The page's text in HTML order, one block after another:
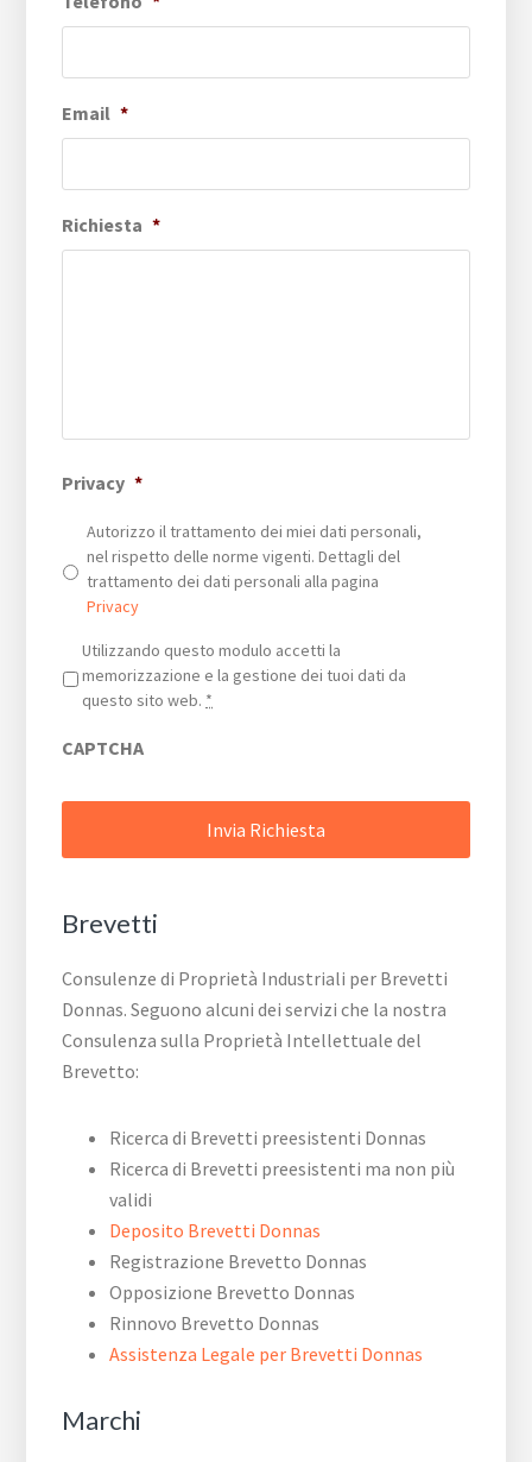
Email *
Richiesta *
Privacy *
Autorizzo il trattamento dei miei dati personali,
nel rispetto delle norme vigenti. Dettagli del
trattamento dei dati personali alla pagina
Privacy
Privacy *
Utilizzando questo modulo accetti la
memorizzazione e la gestione dei tuoi dati da
questo sito web. *
CAPTCHA
Brevetti
Consulenze di Proprietà Industriali per Brevetti
Donnas. Seguono alcuni dei servizi che la nostra
Consulenza sulla Proprietà Intellettuale del
Brevetto:
Ricerca di Brevetti preesistenti Donnas
Ricerca di Brevetti preesistenti ma non più
validi
Deposito Brevetti Donnas
Registrazione Brevetto Donnas
Opposizione Brevetto Donnas
Rinnovo Brevetto Donnas
Assistenza Legale per Brevetti Donnas
Marchi